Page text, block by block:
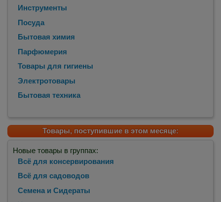
Инструменты
Посуда
Бытовая химия
Парфюмерия
Товары для гигиены
Электротовары
Бытовая техника
Товары, поступившие в этом месяце:
Новые товары в группах:
Всё для консервирования
Всё для садоводов
Семена и Сидераты